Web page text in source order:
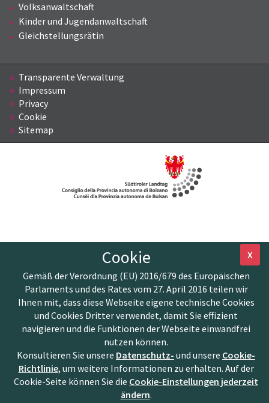
Volksanwaltschaft
Kinder und Jugendanwaltschaft
Gleichstellungsrätin
Transparente Verwaltung
Impressum
Privacy
Cookie
Sitemap
X
Cookie
Gemäß der Verordnung (EU) 2016/679 des Europäischen
Parlaments und des Rates vom 27. April 2016 teilen wir
Ihnen mit, dass diese Webseite eigene technische Cookies
und Cookies Dritter verwendet, damit Sie effizient
navigieren und die Funktionen der Webseite einwandfrei
nutzen können.
Konsultieren Sie unsere Datenschutz- und unsere Cookie-
Richtlinie, um weitere Informationen zu erhalten. Auf der
Cookie-Seite können Sie die Cookie-Einstellungen jederzeit
ändern.